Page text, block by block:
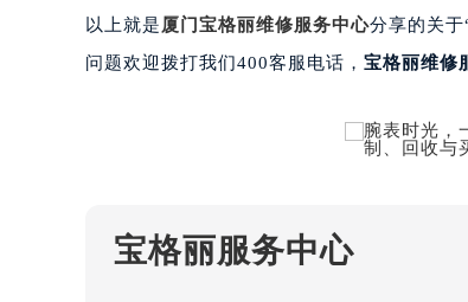
昆明市盘龙区北京路928号
石家庄市长安区中山东路39
海口市龙华区金贸东路5号
唐山市路南区新华东道100
甘肃省兰州市七里河区西津
以上就是 厦门宝格丽维修服务中心分享的关于
问题欢迎拨打我们400客服电话， 宝格丽维修
宝格丽服务中心